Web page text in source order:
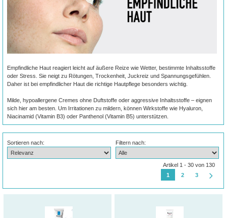
Empfindliche Haut reagiert leicht auf äußere Reize wie Wetter, bestimmte Inhaltsstoffe
oder Stress. Sie neigt zu Rötungen, Trockenheit, Juckreiz und Spannungsgefühlen.
Daher ist bei empfindlicher Haut die richtige Hautpflege besonders wichtig.
Milde, hypoallergene Cremes ohne Duftstoffe oder aggressive Inhaltsstoffe – eignen
sich hier am besten. Um Irritationen zu mildern, können Wirkstoffe wie Hyaluron,
Niacinamid (Vitamin B3) oder Panthenol (Vitamin B5) unterstützen.
Sortieren nach: Filtern nach:
Artikel 1 - 30 von 130
1
2 3